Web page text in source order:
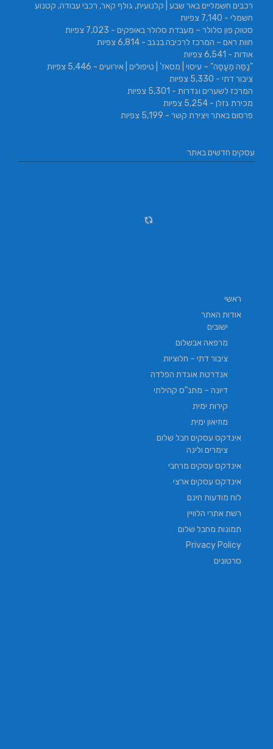
רכבים חשמליים באר שבע | קלנועית, גולף קאר, רכבי עבודה, קטנוע
חשמלי - 7,140 צפיות
סטוק פון סלולר – מעבדת סלולר באופקים - 7,023 צפיות
חוות ראם – המרכז לרכיבה בנגב - 6,814 צפיות
אודות - 6,541 צפיות
"נַסֵּה מְעַסֶּה" – עיסוי | מסאז' | טיפולים | אירועים - 5,446 צפיות
ציבור דתי - 5,330 צפיות
המרכז לשערים וגדרות - 5,301 צפיות
מכירת גזלן - 5,254 צפיות
פרסום באתר ויצירת קשר - 5,199 צפיות
עסקים חדשים באתר
ראשי
אודות האתר
ישובים
מרפאה אבשלום
ציבור דתי – חלוציות
אנדרטת אוגדת הפלדה
דיונה – מתנ"ס קהילתי
קירות ימית
מוזיאון ימית
אינדקס עסקים חבל שלום
צימרים ולינה
אינדקס עסקים מרחבי
אינדקס עסקים ארצי
לוח מודעות חינם
רשת אתרי הלוויין
תמונות מחבל שלום
Privacy Policy
סרטונים